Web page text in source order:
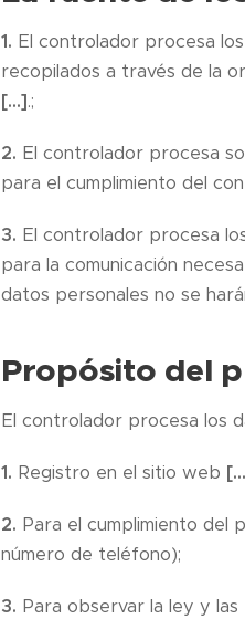
1. El controlador procesa
recopilados a través de la
[…].;
2. El controlador procesa
para el cumplimiento del
3. El controlador procesa
para la comunicación
datos personales no se
Propósito del
El controlador procesa los
1. Registro en el sitio web
2. Para el cumplimiento del
número de teléfono);
3. Para observar la ley y